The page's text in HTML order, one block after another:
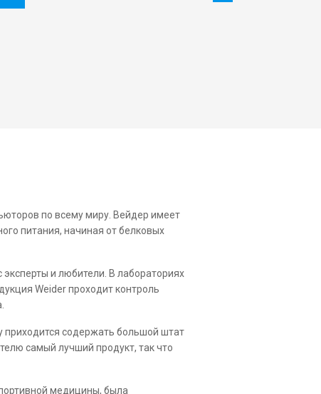
по всему миру. Вейдер имеет
питания, начиная от белковых
и любители. В лабораториях
Weider проходит контроль
приходится содержать большой штат
самый лучший продукт, так что
медицины, была